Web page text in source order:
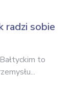
radzi sobie
to